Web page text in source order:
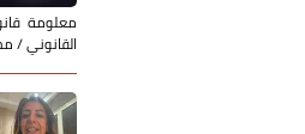
معلومة
القانوني /